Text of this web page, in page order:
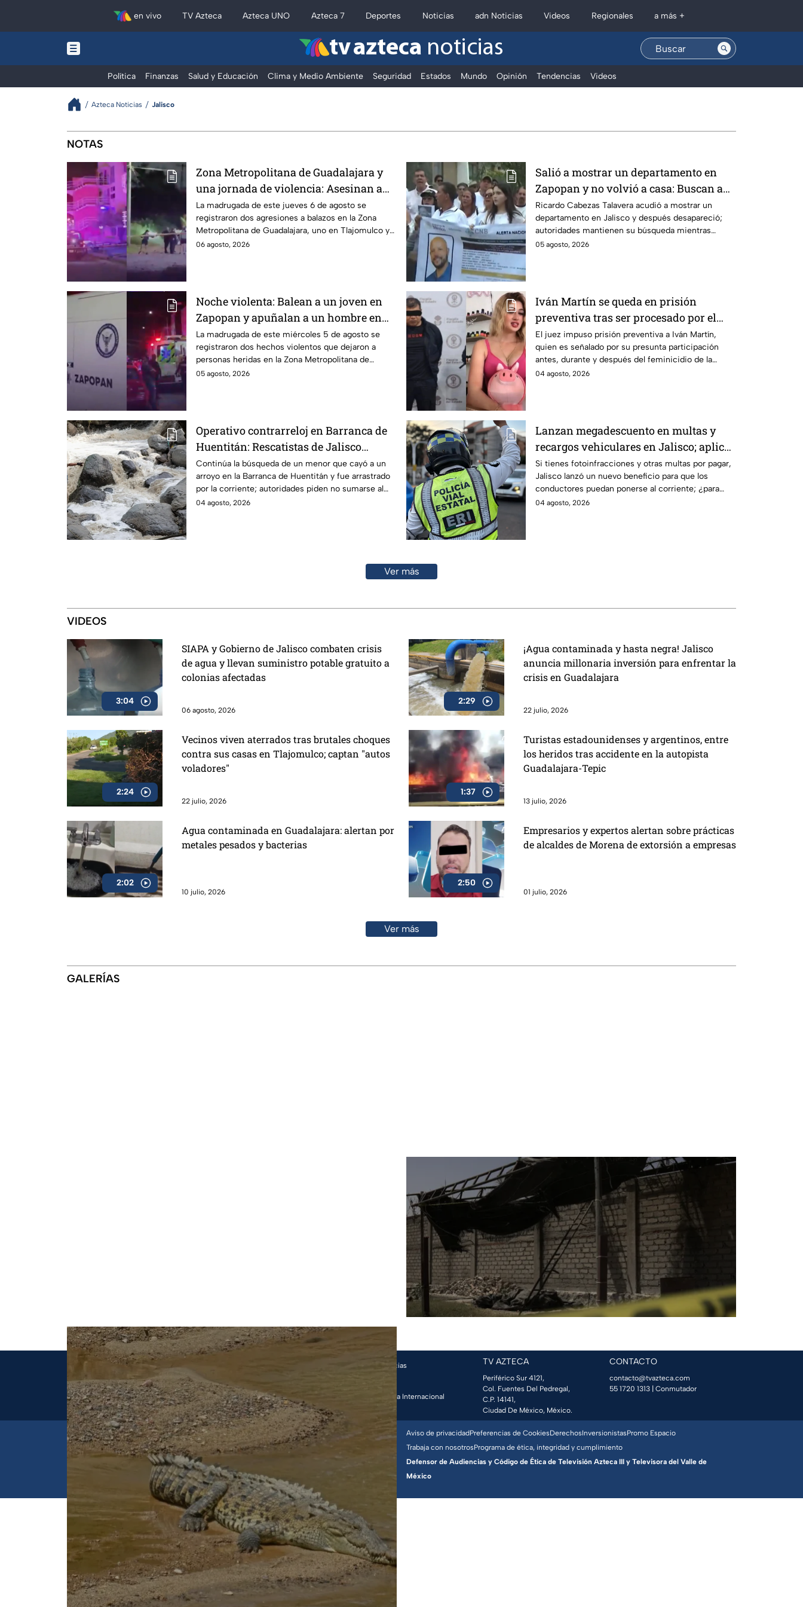
en vivo TV Azteca Azteca UNO Azteca 7 Deportes Noticias adn Noticias Videos Regionales a más +
tv azteca noticias
Política Finanzas Salud y Educación Clima y Medio Ambiente Seguridad Estados Mundo Opinión Tendencias Videos
Azteca Noticias Jalisco
Jalisco: Noticias de Guadalajara y otros municipios en FIA
NOTAS
Zona Metropolitana de Guadalajara y
una jornada de violencia: Asesinan a
balazos a dos hombres en Tlajomulco y
El Salto
La madrugada de este jueves 6 de agosto se
registraron dos agresiones a balazos en la Zona
Metropolitana de Guadalajara, uno en Tlajomulco y
otro en El Salto.
06 agosto, 2026
Salió a mostrar un departamento en
Zapopan y no volvió a casa: Buscan a
Ricardo Cabezas Talavera en Jalisco
Ricardo Cabezas Talavera acudió a mostrar un
departamento en Jalisco y después desapareció;
autoridades mantienen su búsqueda mientras
colegas refuerzan su seguridad.
05 agosto, 2026
Noche violenta: Balean a un joven en
Zapopan y apuñalan a un hombre en
Guadalajara, así la Zona Metropolitana
La madrugada de este miércoles 5 de agosto se
registraron dos hechos violentos que dejaron a
personas heridas en la Zona Metropolitana de
Guadalajara, Jalisco.
05 agosto, 2026
Iván Martín se queda en prisión
preventiva tras ser procesado por el
feminicidio de la influencer Valeria
Márquez
El juez impuso prisión preventiva a Iván Martín,
quien es señalado por su presunta participación
antes, durante y después del feminicidio de la
influencer Valeria Márquez en 2025.
04 agosto, 2026
Operativo contrarreloj en Barranca de
Huentitán: Rescatistas de Jalisco
buscan a menor arrastrado por
corriente en arroyo
Continúa la búsqueda de un menor que cayó a un
arroyo en la Barranca de Huentitán y fue arrastrado
por la corriente; autoridades piden no sumarse al
operativo.
04 agosto, 2026
Lanzan megadescuento en multas y
recargos vehiculares en Jalisco; aplica
para estos conductores
Si tienes fotoinfracciones y otras multas por pagar,
Jalisco lanzó un nuevo beneficio para que los
conductores puedan ponerse al corriente; ¿para
quiénes aplica?
04 agosto, 2026
Ver más
VIDEOS
3:04
SIAPA y Gobierno de Jalisco combaten crisis
de agua y llevan suministro potable gratuito a
colonias afectadas
06 agosto, 2026
2:29
¡Agua contaminada y hasta negra! Jalisco
anuncia millonaria inversión para enfrentar la
crisis en Guadalajara
22 julio, 2026
2:24
Vecinos viven aterrados tras brutales choques
contra sus casas en Tlajomulco; captan "autos
voladores"
22 julio, 2026
1:37
Turistas estadounidenses y argentinos, entre
los heridos tras accidente en la autopista
Guadalajara-Tepic
13 julio, 2026
2:02
Agua contaminada en Guadalajara: alertan por
metales pesados y bacterias
10 julio, 2026
2:50
Empresarios y expertos alertan sobre prácticas
de alcaldes de Morena de extorsión a empresas
01 julio, 2026
Ver más
GALERÍAS
Azteca UNO
adn Noticias
TV Azteca Internacional
TV AZTECA
Periférico Sur 4121,
Col. Fuentes Del Pedregal,
C.P. 14141,
Ciudad De México, México.
CONTACTO
contacto@tvazteca.com
55 1720 1313 | Conmutador
TV Azteca, M.R. & ©, TV Azteca, S.A.B. de C.V. Todos los derechos reservados, 2025.
Queda prohibida la reproducción total o parcial sin la autorización previa, expresa y por escrito de
Aviso de privacidadPreferencias de CookiesDerechosInversionistasPromo Espacio
Trabaja con nosotrosPrograma de ética, integridad y cumplimiento
Defensor de Audiencias y Código de Ética de Televisión Azteca III y Televisora del Valle de
México